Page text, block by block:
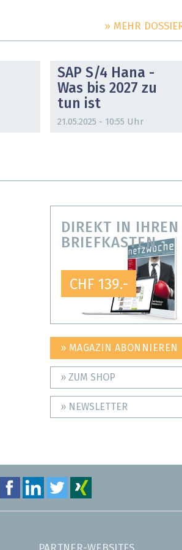
» MEHR
SAP S/4 Hana -
Was bis 2027 zu
tun ist
21.05.2025 - 10:55 Uhr
DIREKT IN IHREN
BRIEFKASTEN
CHF 139.-
» MAGAZIN ABONNIEREN
» ZUM SHOP
» NEWSLETTER